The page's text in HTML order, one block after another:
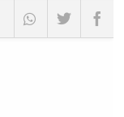
ghz